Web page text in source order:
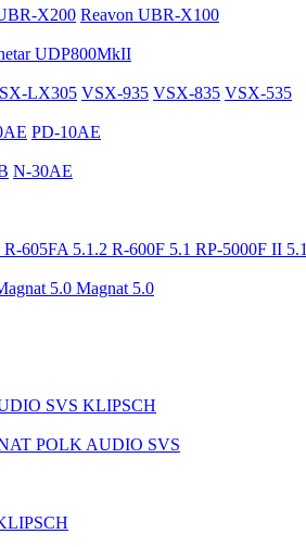
X200 Reavon UBR-X100
UDP800MkII
LX305 VSX-935 VSX-835 VSX-535
PD-10AE
N-30AE
R-605FA 5.1.2 R-600F 5.1 RP-5000F II 5.1
5.0 Magnat 5.0
SVS KLIPSCH
POLK AUDIO SVS